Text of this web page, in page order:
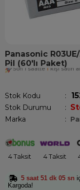
Panasonic
Pil (60'lı Paket)
Son 1 saatte 1 kişi satın
Stok Kodu
Stok Durumu :
Marka :
4 Taksit 4 Taksit
5 saat 51 dk 05 sn
Kargoda!